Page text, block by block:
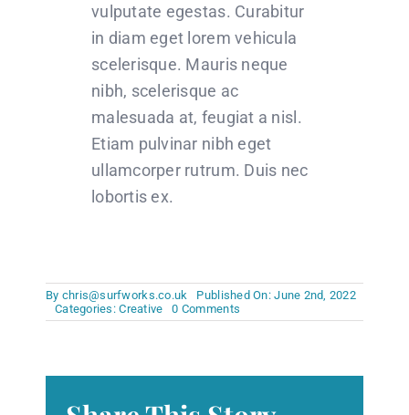
vulputate egestas. Curabitur
in diam eget lorem vehicula
scelerisque. Mauris neque
nibh, scelerisque ac
malesuada at, feugiat a nisl.
Etiam pulvinar nibh eget
ullamcorper rutrum. Duis nec
lobortis ex.
By chris@surfworks.co.uk
Published On: June 2nd, 2022
Categories:Creative 0 Comments
How